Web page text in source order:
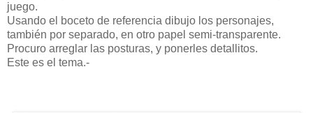
juego.
Usando el boceto de referencia dibujo los personajes,
también por separado, en otro papel semi-transparente.
Procuro arreglar las posturas, y ponerles detallitos.
Este es el tema.-